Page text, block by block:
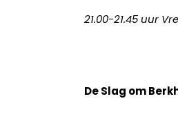
21.00-21.45 uur
De Slag om